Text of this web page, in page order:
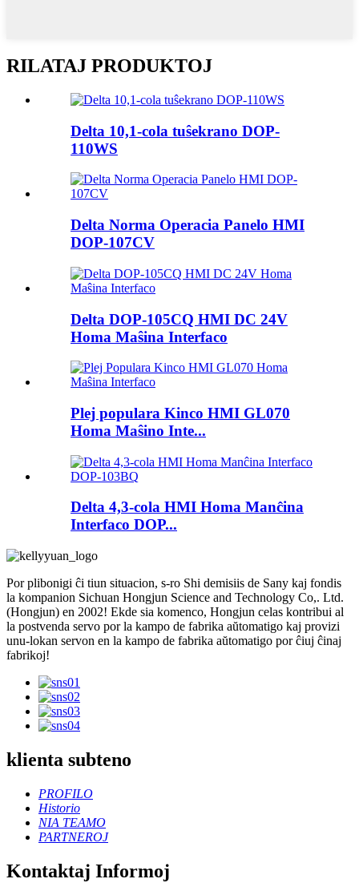
RILATAJ PRODUKTOJ
Delta 10,1-cola tuŝekrano DOP-
110WS
Delta Norma Operacia Panelo HMI
DOP-107CV
Delta DOP-105CQ HMI DC 24V
Homa Maŝina Interfaco
Plej populara Kinco HMI GL070
Homa Maŝino Inte...
Delta 4,3-cola HMI Homa Manĉina
Interfaco DOP...
Por plibonigi ĉi tiun situacion, s-ro Shi demisiis de Sany kaj fondis
la kompanion Sichuan Hongjun Science and Technology Co,. Ltd.
(Hongjun) en 2002! Ekde sia komenco, Hongjun celas kontribui al
la postvenda servo por la kampo de fabrika aŭtomatigo kaj provizi
unu-lokan servon en la kampo de fabrika aŭtomatigo por ĉiuj ĉinaj
fabrikoj!
klienta subteno
PROFILO
Historio
NIA TEAMO
PARTNEROJ
Kontaktaj Informoj